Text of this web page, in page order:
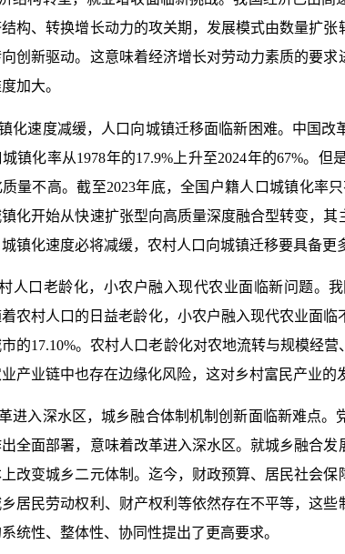
构、转换增长动力的攻关期，发展模式由数量扩
创新驱动。这意味着经济增长对劳动力素质的要
加大。
化速度减缓，人口向城镇迁移面临新困难。中国
镇化率从1978年的17.9% 上升至2024年的67%。但
量不高。截至2023年底，全国户籍人口城镇化率只
化开始从快速扩张型向高质量深度融合型转变，
镇化速度必将减缓，农村人口向城镇迁移要具备更
人口老龄化，小农户融入现代农业面临新问题。
农村人口的日益老龄化，小农户融入现代农业面临
的17.10%。农村人口老龄化对农地流转与规模经
产业链中也存在边缘化风险，这对乡村富民产业的
进入深水区，城乡融合体制机制创新面临新难点
全面部署，意味着改革进入深水区。就城乡融合
改变城乡二元体制。迄今，财政预算、居民社会
居民劳动权利、财产权利等依然存在不平等，这
统性、整体性、协同性提出了更高要求。